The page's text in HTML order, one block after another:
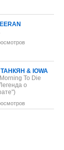
& IOWA
To Die
о